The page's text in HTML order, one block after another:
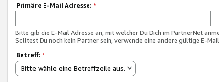
Primäre E-Mail Adresse: *
Bitte gib die E-Mail Adresse an, mit welcher Du Dich im PartnerNet
Solltest Du noch kein Partner sein, verwende eine andere gültige E-
Betreff: *
Bitte wähle eine Betreffzeile aus.